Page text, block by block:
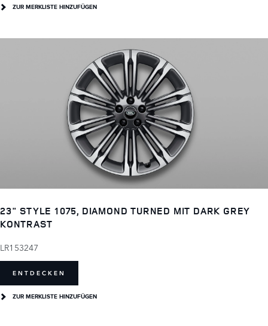
ZUR MERKLISTE HINZUFÜGEN
23" STYLE 1075, DIAMOND TURNED MIT DARK GREY
KONTRAST
LR153247
ENTDECKEN
ZUR MERKLISTE HINZUFÜGEN